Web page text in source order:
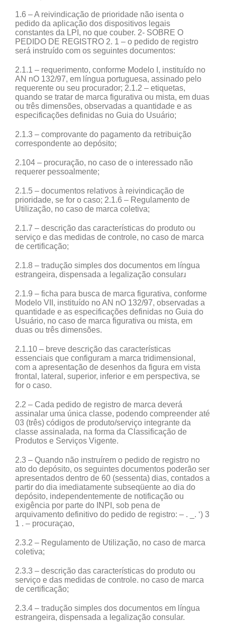
1.6 – A reivindicação de prioridade não isenta o
pedido da aplicação dos dispositivos legais
constantes da LPI, no que couber. 2- SOBRE O
PEDIDO DE REGISTRO 2. 1 – o pedido de registro
será instruído com os seguintes documentos:
2.1.1 – requerimento, conforme Modelo I, instituído no
AN nO 132/97, em língua portuguesa, assinado pelo
requerente ou seu procurador; 2.1.2 – etiquetas,
quando se tratar de marca figurativa ou mista, em duas
ou três dimensões, observadas a quantidade e as
especificações definidas no Guia do Usuário;
2.1.3 – comprovante do pagamento da retribuição
correspondente ao depósito;
2.104 – procuração, no caso de o interessado não
requerer pessoalmente;
2.1.5 – documentos relativos à reivindicação de
prioridade, se for o caso; 2.1.6 – Regulamento de
Utilização, no caso de marca coletiva;
2.1.7 – descrição das características do produto ou
serviço e das medidas de controle, no caso de marca
de certificação;
2.1.8 – tradução simples dos documentos em língua
estrangeira, dispensada a legalização consularɹ
2.1.9 – ficha para busca de marca figurativa, conforme
Modelo VII, instituído no AN nO 132/97, observadas a
quantidade e as especificações definidas no Guia do
Usuário, no caso de marca figurativa ou mista, em
duas ou três dimensões.
2.1.10 – breve descrição das características
essenciais que configuram a marca tridimensional,
com a apresentação de desenhos da figura em vista
frontal, lateral, superior, inferior e em perspectiva, se
for o caso.
2.2 – Cada pedido de registro de marca deverá
assinalar uma única classe, podendo compreender até
03 (três) códigos de produto/serviço integrante da
classe assinalada, na forma da Classificação de
Produtos e Serviços Vigente.
2.3 – Quando não instruírem o pedido de registro no
ato do depósito, os seguintes documentos poderão ser
apresentados dentro de 60 (sessenta) dias, contados a
partir do dia imediatamente subseqüente ao dia do
depósito, independentemente de notificação ou
exigência por parte do INPI, sob pena de
arquivamento definitivo do pedido de registro: – . _. ‘) 3
1 . – procuraçao,
2.3.2 – Regulamento de Utilização, no caso de marca
coletiva;
2.3.3 – descrição das características do produto ou
serviço e das medidas de controle. no caso de marca
de certificação;
2.3.4 – tradução simples dos documentos em língua
estrangeira, dispensada a legalização consular.